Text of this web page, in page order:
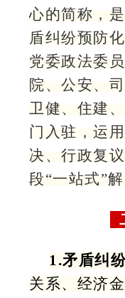
心的简称，
盾纠纷预防
党委政法委
院、公安、
卫健、住建
门入驻，运
决、行政复
段“一站式”
1.矛盾纠
关系、经济